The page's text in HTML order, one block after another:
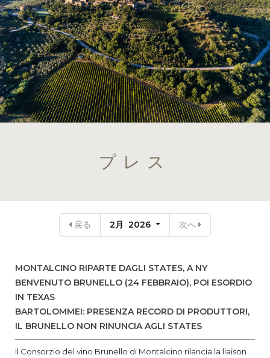
プレス
戻る 2月 2026 次へ
MONTALCINO RIPARTE DAGLI STATES, A NY
BENVENUTO BRUNELLO (24 FEBBRAIO), POI ESORDIO
IN TEXAS
BARTOLOMMEI: PRESENZA RECORD DI PRODUTTORI,
IL BRUNELLO NON RINUNCIA AGLI STATES
Il Consorzio del vino Brunello di Montalcino rilancia la liaison